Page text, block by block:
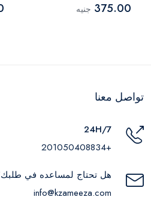
375.00 جنيه
تواصل معنا
24H/7
+201050408834
هل تحتاج لمساعده في
info@kzameeza.com